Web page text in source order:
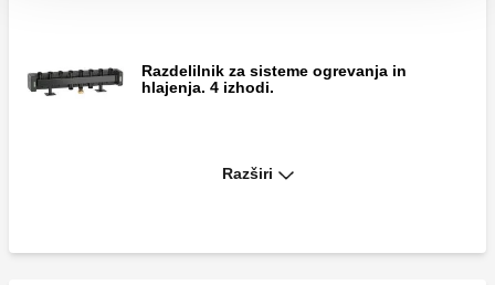
Razdelilnik za sisteme ogrevanja in
hlajenja. 4 izhodi.
Razdelilnik za sisteme ogrevanja in
Razširi